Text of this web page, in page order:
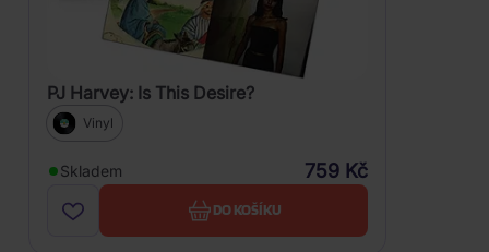
PJ Harvey: Is This Desire?
Vinyl
Skladem 759 Kč
DO KOŠÍKU